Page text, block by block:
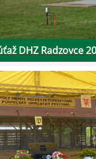
DHZ Radzovce